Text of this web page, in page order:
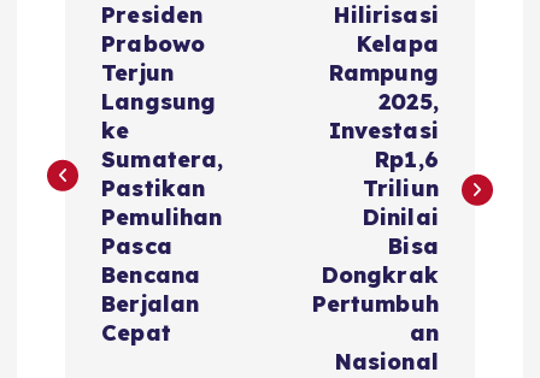
t
Presiden
Prabowo
Terjun
Langsung
ke
Sumatera,
Pastikan
Pemulihan
Pasca
Bencana
Berjalan
Cepat
Hilirisasi
Kelapa
Rampung
2025,
Investasi
Rp1,6
Triliun
Dinilai
Bisa
Dongkrak
Pertumbuh
an
Nasional